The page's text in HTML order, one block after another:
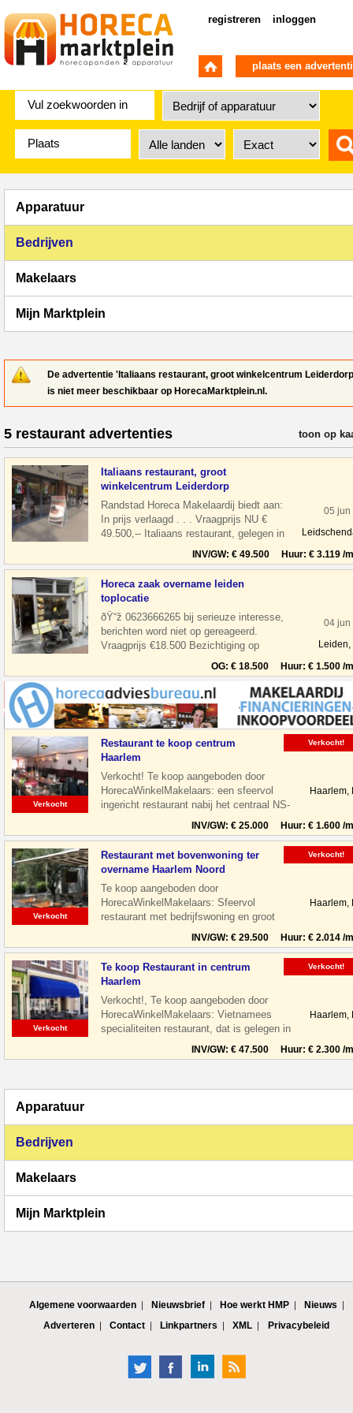
registreren inloggen
plaats een
Apparatuur
Bedrijven
Makelaars
Mijn Marktplein
De advertentie 'Italiaans restaurant, groot winkelcentrum
is niet meer beschikbaar op HorecaMarktplein.nl.
5 restaurant advertenties verfijn
toon op
Italiaans restaurant, groot
winkelcentrum Leiderdorp
Randstad Horeca Makelaardij biedt aan:
In prijs verlaagd . . . Vraagprijs NU €
49.500,-- Italiaans restaurant, gelegen in
een groot winkelcentrum Wink
05 jun
INV/GW: € 49.500 Huur: € 3.119 /
Horeca zaak overname leiden
toplocatie
ðŸ“ž 0623666265 bij serieuze interesse,
berichten word niet op gereageerd.
Vraagprijs €18.500 Bezichtiging op
afspraak Overname horeca zaak in leiden
04 jun
Leiden,
OG: € 18.500 Huur: € 1.500 /
Verkocht
Restaurant te koop centrum
Haarlem
Verkocht! Te koop aangeboden door
HorecaWinkelMakelaars: een sfeervol
ingericht restaurant nabij het centraal NS-
Station te Haarlem. Het restaurant is
Haarlem,
INV/GW: € 25.000 Huur: € 1.600 /
Verkocht!
Verkocht
Restaurant met bovenwoning ter
overname Haarlem Noord
Te koop aangeboden door
HorecaWinkelMakelaars: Sfeervol
restaurant met bedrijfswoning en groot
terras gelegen aan de Floresstraat in
Haarlem Noord. De
Haarlem,
INV/GW: € 29.500 Huur: € 2.014 /
Verkocht!
Verkocht
Te koop Restaurant in centrum
Haarlem
Verkocht!, Te koop aangeboden door
HorecaWinkelMakelaars: Vietnamees
specialiteiten restaurant, dat is gelegen in
de leukste winkelstraat van Haarlem,
Haarlem,
INV/GW: € 47.500 Huur: € 2.300 /
Verkocht!
Apparatuur
Bedrijven
Makelaars
Mijn Marktplein
Algemene voorwaarden Nieuwsbrief Hoe werkt HMP
Nieuws
Adverteren
Contact Linkpartners XML Privacybeleid